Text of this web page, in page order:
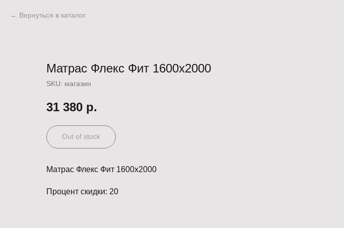
Вернуться в каталог
Матрас Флекс Фит 1600х2000
SKU: магазин
31 380 р.
Out of stock
Матрас Флекс Фит 1600х2000
Процент скидки: 20